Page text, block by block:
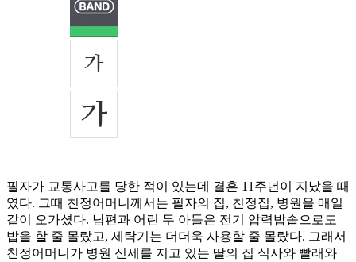
필자가 교통사고를 당한 적이 있는데 결혼 11주년이 지났을 때
였다. 그때 친정어머니께서는 필자의 집, 친정집, 병원을 매일
같이 오가셨다. 남편과 어린 두 아들은 전기 압력밥솥으로도
밥을 할 줄 몰랐고, 세탁기는 더더욱 사용할 줄 몰랐다. 그래서
친정어머니가 병원 신세를 지고 있는 딸의 집 식사와 빨래와